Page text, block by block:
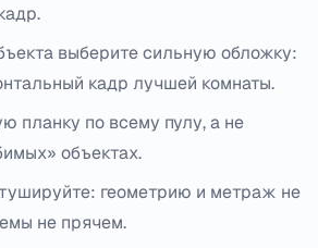
выберите сильную обложку:
кадр лучшей комнаты.
планку по всему пулу, а не
объектах.
геометрию и метраж не
не прячем.